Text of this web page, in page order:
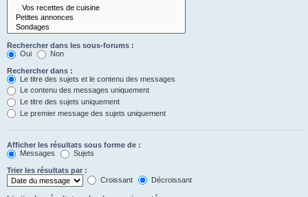
Rechercher dans les sous-forums :
Oui
Non
Rechercher dans :
Le titre des sujets et le contenu des messages
Le contenu des messages uniquement
Le titre des sujets uniquement
Le premier message des sujets uniquement
Afficher les résultats sous forme de :
Messages
Sujets
Trier les résultats par :
Croissant
Décroissant